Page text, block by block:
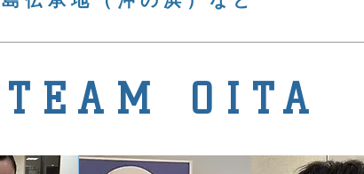
TEAM OITA